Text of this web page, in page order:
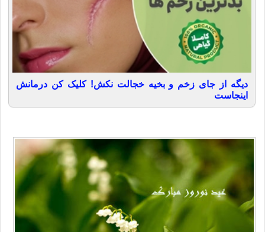
دیگه از جای زخم و بخیه خجالت نکش! کلیک کن درمانش
اینجاست